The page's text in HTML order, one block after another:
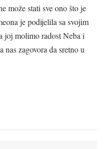
može stati sve ono što je
je podijelila sa svojim
joj molimo radost Neba i
nas zagovora da sretno u